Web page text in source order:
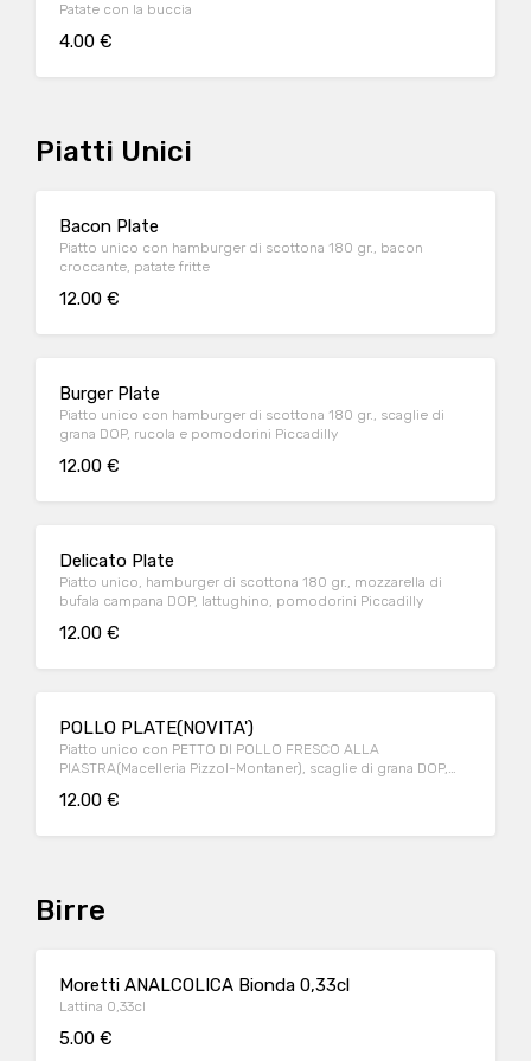
Patate con la buccia
4.00 €
Piatti Unici
Bacon Plate
Piatto unico con hamburger di scottona 180 gr., bacon
croccante, patate fritte
12.00 €
Burger Plate
Piatto unico con hamburger di scottona 180 gr., scaglie di
grana DOP, rucola e pomodorini Piccadilly
12.00 €
Delicato Plate
Piatto unico, hamburger di scottona 180 gr., mozzarella di
bufala campana DOP, lattughino, pomodorini Piccadilly
12.00 €
POLLO PLATE(NOVITA')
Piatto unico con PETTO DI POLLO FRESCO ALLA
PIASTRA(Macelleria Pizzol-Montaner), scaglie di grana DOP,
12.00 €
Birre
Moretti ANALCOLICA Bionda 0,33cl
Lattina 0,33cl
5.00 €